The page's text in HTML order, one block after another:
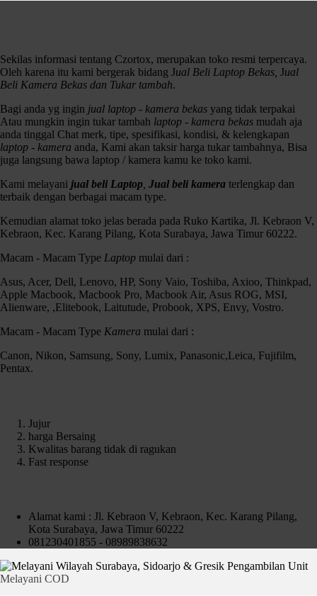
Fujifilm Instax Mini LiPlay Mulus
1/5″ CMOS Sensor, 2560×1920 Resolution
Lensa Fixed 28mm f/2 (35mm Equivalent)
2.7″ 230k-Dot LCD Monitor
Bluetooth untuk pengoperasian Smartphone
App untuk Printing & Adding Filter/Frames
Terintegrasi Flash & Selfie Mirror
Audio Recording dengan QR Code Playback
Kondisi:
Fisik Mulus 97% / Fungsi dan Mesin Normal Semua.
Kelengkapan:
Unit / Kabel USB / Dos / Manual book
Harga : Rp1.650.000 Aja guys. yuk gercep siapa cepat dia dapat.
Sekilas informasi tentang Czortox, merupakan toko resmi terpercaya.
Oleh karena itu kami bergerak bidang Jual Beli Laptop Bekas, Jual
Beli Kamera Bekas dan Tukar tambah.
Bagi anda yg ingin jual laptop - kamera bekas yang tidak terpakai
Atau mungkin ingin tukar tambah laptop - kamera bekas mudah aja
anda tinggal Chat merk, tipe, spesifikasi, kondisi, & kelengkapan
laptop - kamera anda, Kami akan taksir harga tukar tambahnya, Bisa
juga langsung bawa laptop / kamera kamu ke toko kami.
Kami melayani jual beli Laptop Jual beli kamera terlengkap dan
terbaik dengan berbagai macam type.
Kemudian alamat toko jelas berada pada Ruko Kartika, Jl. Kebraon V,
Kebraon, Kec. Karang Pilang, Kota Surabaya, Jawa Timur 60222.
Macam - Macam Type Laptop mulai dari :
Asus, Acer, Dell, Lenovo, HP, Sony Vaio, Toshiba, Axioo, Thinkpad,
Apple Macbook, Macbook Pro, Macbook Air, Asus ROG, MSI,
Alienware, ,Elitebook, Laitutude, Probook, XPS, Envy, Vostro.
Macam - Macam Type Kamera mulai dari :
Canon, Nikon, Samsung, Sony, Lumix, Panasonic,Leica, Fujifilm,
Pentax.
Jujur
harga Bersaing
Kwalitas barang tidak di ragukan
Fast response
Alamat kami : Jl. Kebraon V, Kebraon, Kec. Karang Pilang,
Kota Surabaya, Jawa Timur 60222
081230401855 - 08989838632
Pengambilan Unit
Melayani COD